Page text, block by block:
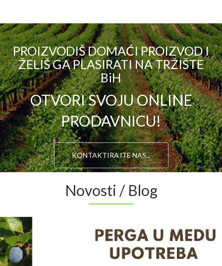
PROIZVODIŠ DOMAĆI PROIZVOD I
ŽELIŠ GA PLASIRATI NA TRŽIŠTE
BiH
OTVORI SVOJU ONLINE
PRODAVNICU!
KONTAKTIRAJTE NAS...
Novosti / Blog